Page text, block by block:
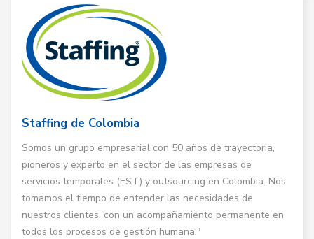
Staffing de Colombia
Somos un grupo empresarial con 50 años de trayectoria,
pioneros y experto en el sector de las empresas de
servicios temporales (EST) y outsourcing en Colombia. Nos
tomamos el tiempo de entender las necesidades de
nuestros clientes, con un acompañamiento permanente en
todos los procesos de gestión humana."